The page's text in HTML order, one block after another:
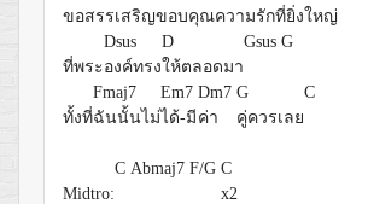
ขอสรรเสริญขอบคุณความรักที่ยิ่งใหญ่
Dsus
D Gsus G
ที่พระองค์ทรงให้ตลอดมา
Fmaj7
Em7 Dm7 G
C
ทั้งที่ฉันนั้นไม่ได้-มี ค่า คู่ควรเลย
C Abmaj7 F/G C
Midtro:
x2